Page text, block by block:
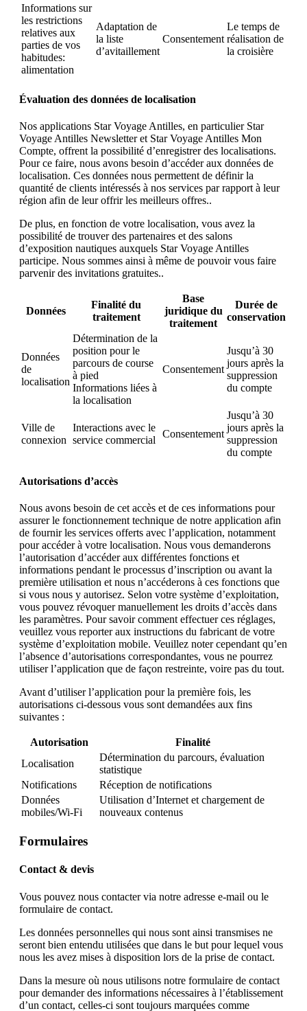
Informations sur
les restrictions
relatives aux
parties de vos
habitudes:
alimentation
Adaptation de
la liste
d’avitaillement
Consentement
Le temps de
réalisation de
la croisière
Évaluation des données de localisation
Nos applications Star Voyage Antilles, en particulier Star
Voyage Antilles Newsletter et Star Voyage Antilles Mon
Compte, offrent la possibilité d’enregistrer des localisations.
Pour ce faire, nous avons besoin d’accéder aux données de
localisation. Ces données nous permettent de définir la
quantité de clients intéressés à nos services par rapport à leur
région afin de leur offrir les meilleurs offres..
De plus, en fonction de votre localisation, vous avez la
possibilité de trouver des partenaires et des salons
d’exposition nautiques auxquels Star Voyage Antilles
participe. Nous sommes ainsi à même de pouvoir vous faire
parvenir des invitations gratuites..
Données
Finalité du
traitement
Base
juridique du
traitement
Durée de
conservation
Données
de
localisation
Détermination de la
position pour le
parcours de course
à pied
Informations liées à
la localisation
Consentement
Jusqu’à 30
jours après la
suppression
du compte
Ville de
connexion
Interactions avec le
service commercial
Consentement
Jusqu’à 30
jours après la
suppression
du compte
Autorisations d’accès
Nous avons besoin de cet accès et de ces informations pour
assurer le fonctionnement technique de notre application afin
de fournir les services offerts avec l’application, notamment
pour accéder à votre localisation. Nous vous demanderons
l’autorisation d’accéder aux différentes fonctions et
informations pendant le processus d’inscription ou avant la
première utilisation et nous n’accéderons à ces fonctions que
si vous nous y autorisez. Selon votre système d’exploitation,
vous pouvez révoquer manuellement les droits d’accès dans
les paramètres. Pour savoir comment effectuer ces réglages,
veuillez vous reporter aux instructions du fabricant de votre
système d’exploitation mobile. Veuillez noter cependant qu’en
l’absence d’autorisations correspondantes, vous ne pourrez
utiliser l’application que de façon restreinte, voire pas du tout.
Avant d’utiliser l’application pour la première fois, les
autorisations ci-dessous vous sont demandées aux fins
suivantes :
Autorisation
Finalité
Localisation
Détermination du parcours, évaluation
statistique
Notifications
Réception de notifications
Données
mobiles/Wi-Fi
Utilisation d’Internet et chargement de
nouveaux contenus
Formulaires
Contact & devis
Vous pouvez nous contacter via notre adresse e-mail ou le
formulaire de contact.
Les données personnelles qui nous sont ainsi transmises ne
seront bien entendu utilisées que dans le but pour lequel vous
nous les avez mises à disposition lors de la prise de contact.
Dans la mesure où nous utilisons notre formulaire de contact
pour demander des informations nécessaires à l’établissement
d’un contact, celles-ci sont toujours marquées comme